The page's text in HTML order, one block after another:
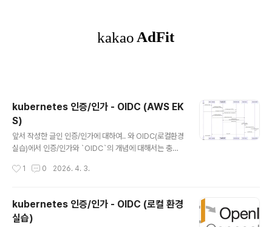
kubernetes 인증/인가 - OIDC (AWS EK
S)
앞서 작성한 글인 인증/인가에 대하여.. 와 OIDC(로컬환경
실습)에서 인증/인가와 `OIDC`의 개념에 대해서는 충분
경이다보니 실무에서 사용하듯이 외부 `idP`를 통한 인증/
환경에서 `OIDC`를 설정하여 사용자(개발자)가 `kubec
tl` 명령어로 `EKS Cluster`에 접근할 때에 허용된 리소
스에 접근할 수 있는 실습을 진행해보겠습니다. 실습 실습
1 0 2026. 4. 3.
kubernetes 인증/인가 - OIDC (로컬 환경
실습)